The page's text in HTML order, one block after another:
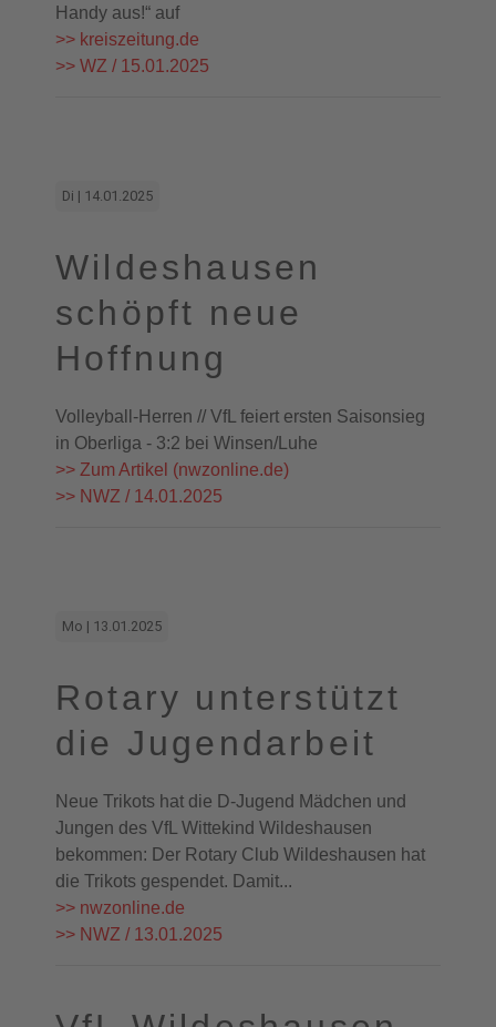
Handy aus!“ auf
>> kreiszeitung.de
>> WZ / 15.01.2025
Di | 14.01.2025
Wildeshausen
schöpft neue
Hoffnung
Volleyball-Herren // VfL feiert ersten Saisonsieg
in Oberliga - 3:2 bei Winsen/Luhe
>> Zum Artikel (nwzonline.de)
>> NWZ / 14.01.2025
Mo | 13.01.2025
Rotary unterstützt
die Jugendarbeit
Neue Trikots hat die D-Jugend Mädchen und
Jungen des VfL Wittekind Wildeshausen
bekommen: Der Rotary Club Wildeshausen hat
die Trikots gespendet. Damit...
>> nwzonline.de
>> NWZ / 13.01.2025